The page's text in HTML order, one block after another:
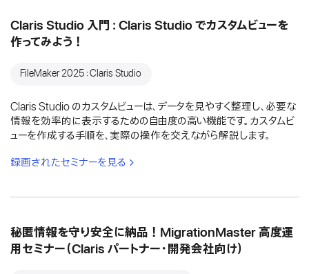
Claris Studio 入門：Claris Studio でカスタムビューを
作ってみよう！
FileMaker 2025：Claris Studio
Claris Studio のカスタムビューは、データを見やすく整理し、必要な
情報を効率的に表示するための自由度の高い機能です。カスタムビ
ューを作成する手順を、実際の操作を交えながら解説します。
録画されたセミナーを見る
秘匿情報を守り安全に納品！MigrationMaster 高度運
用セミナー（Claris パートナー・開発会社向け）